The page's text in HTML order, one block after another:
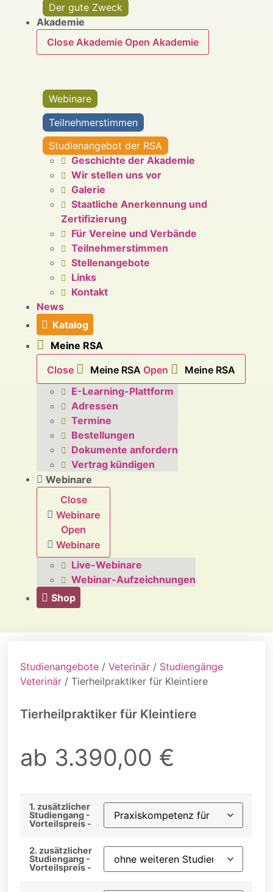
Der gute Zweck
Akademie
Close Akademie Open Akademie
Webinare
Teilnehmerstimmen
Studienangebot der RSA
Geschichte der Akademie
Wir stellen uns vor
Galerie
Staatliche Anerkennung und
Zertifizierung
Für Vereine und Verbände
Teilnehmerstimmen
Stellenangebote
Links
Kontakt
News
Katalog
Meine RSA
Close
Meine RSA Open
Meine RSA
E-Learning-Plattform
Adressen
Termine
Bestellungen
Dokumente anfordern
Vertrag kündigen
Webinare
Close
Webinare
Open
Webinare
Live-Webinare
Webinar-Aufzeichnungen
Shop
Studienangebote /Veterinär / Studiengänge
Veterinär / Tierheilpraktiker für Kleintiere
Tierheilpraktiker für Kleintiere
ab 3.390,00 €
1. zusätzlicher
Studiengang -
Vorteilspreis -
2. zusätzlicher
Studiengang -
Vorteilspreis -